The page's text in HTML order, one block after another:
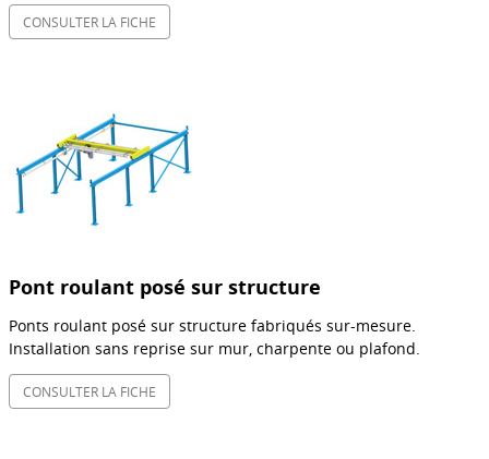
CONSULTER LA FICHE
Pont roulant posé sur structure
Ponts roulant posé sur structure fabriqués sur-mesure.
Installation sans reprise sur mur, charpente ou plafond.
CONSULTER LA FICHE